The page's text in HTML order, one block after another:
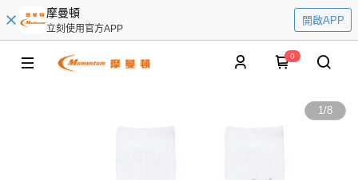
摩曼頓
立刻使用官方APP
開啟APP
0
1/8